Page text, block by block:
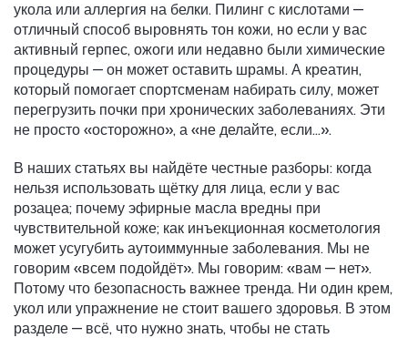
укола или аллергия на белки. Пилинг с кислотами —
отличный способ выровнять тон кожи, но если у вас
активный герпес, ожоги или недавно были химические
процедуры — он может оставить шрамы. А креатин,
который помогает спортсменам набирать силу, может
перегрузить почки при хронических заболеваниях. Эти
не просто «осторожно», а «не делайте, если...».
В наших статьях вы найдёте честные разборы: когда
нельзя использовать щётку для лица, если у вас
розацеа; почему эфирные масла вредны при
чувствительной коже; как инъекционная косметология
может усугубить аутоиммунные заболевания. Мы не
говорим «всем подойдёт». Мы говорим: «вам — нет».
Потому что безопасность важнее тренда. Ни один крем,
укол или упражнение не стоит вашего здоровья. В этом
разделе — всё, что нужно знать, чтобы не стать